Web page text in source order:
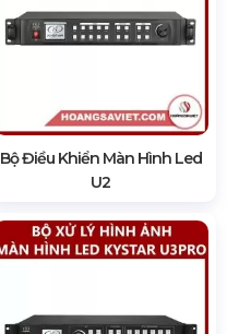
Bộ Điều Khiển Màn Hình Led
U2